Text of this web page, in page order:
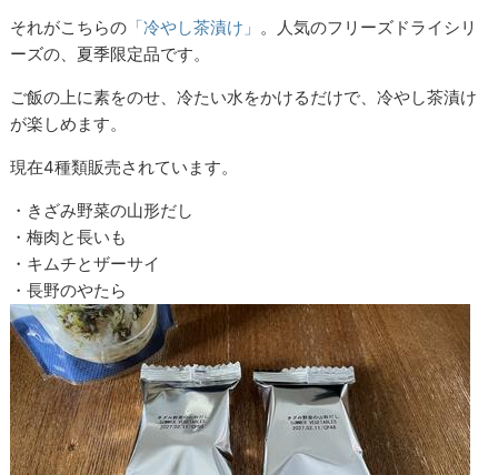
それがこちらの 「冷やし茶漬け」 。人気のフリーズドライシリ
ーズの、夏季限定品です。
ご飯の上に素をのせ、冷たい水をかけるだけで、冷やし茶漬け
が楽しめます。
現在4種類販売されています。
・きざみ野菜の山形だし
・梅肉と長いも
・キムチとザーサイ
・長野のやたら